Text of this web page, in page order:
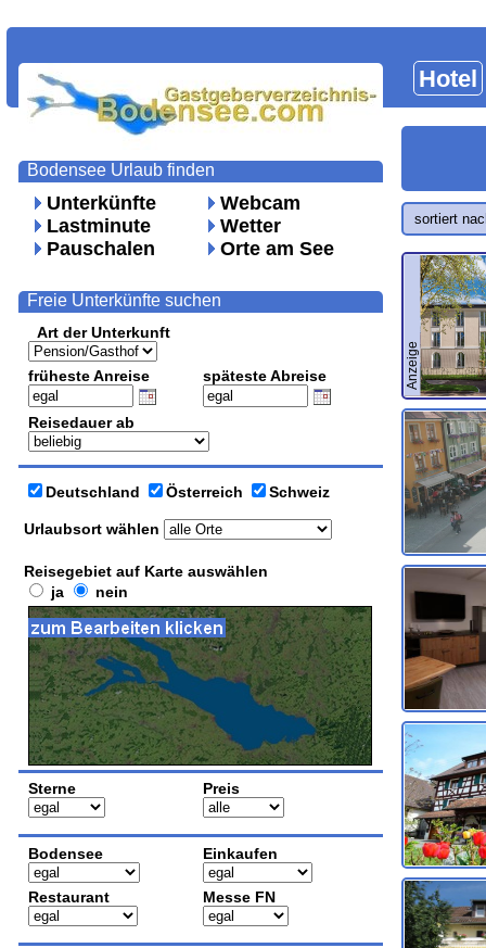
Unterkünfte
Lastminute
Pauschalen
Webcam
Wetter
Orte am See
Bodensee Urlaub finden
Art der Unterkunft
früheste Anreise späteste Abreise
Reisedauer ab
Urlaubsort wählen
Deutschland Österreich Schweiz
Reisegebiet auf Karte auswählen
ja
nein
Sterne Preis
Bodensee Einkaufen
Restaurant Messe FN
Freie Unterkünfte suchen
Hotel
sortiert
Anzeige